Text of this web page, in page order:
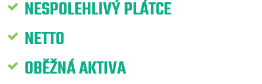
NESPOLEHLIVÝ PLÁTCE
NETTO
OBĚŽNÁ AKTIVA